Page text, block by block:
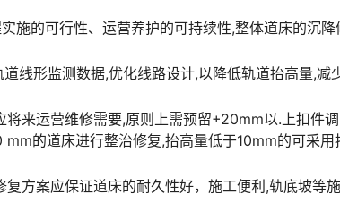
施的可行性、运营养护的可持续性,整体道床的沉
道线形监测数据,优化线路设计,以降低轨道抬高量,减
将来运营维修需要,原则上需预留+20mm以.上扣件
mm的道床进行整治修复,抬高量低于10mm的可采用
复方案应保证道床的耐久性好，施工便利,轨底坡等施